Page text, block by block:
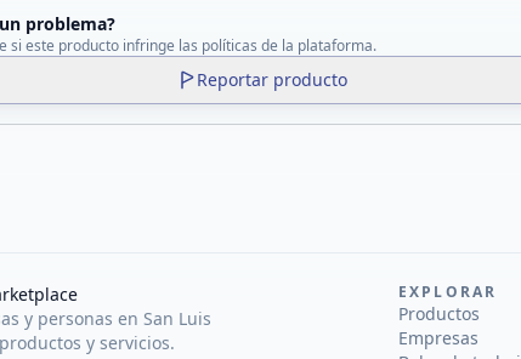
problema?
si este producto infringe las políticas de la plataforma.
Reportar producto
y personas en San Luis
y servicios.
EXPLORAR
Productos
Empresas